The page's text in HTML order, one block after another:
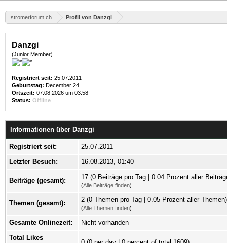
stromerforum.ch Profil von Danzgi
Danzgi
(Junior Member)
Registriert seit: 25.07.2011
Geburtstag: December 24
Ortszeit: 07.08.2026 um 03:58
Status: Offline
Informationen über Danzgi
Registriert seit:
25.07.2011
Letzter Besuch:
16.08.2013, 01:40
Beiträge (gesamt): 17 (0 Beiträge pro Tag | 0.04 Prozent aller
(Alle Beiträge finden)
Themen (gesamt): 2 (0 Themen pro Tag | 0.05 Prozent aller Themen)
(Alle Themen finden)
Gesamte Onlinezeit:
Nicht vorhanden
Total Likes